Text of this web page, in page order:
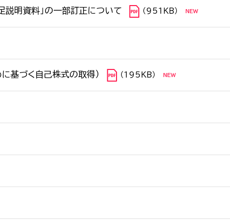
明資料」の一部訂正について （951KB）
基づく自己株式の取得） （195KB）